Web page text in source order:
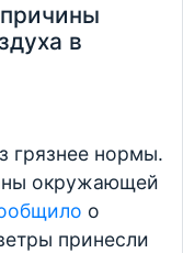
в
грязнее нормы.
окружающей
о
принесли